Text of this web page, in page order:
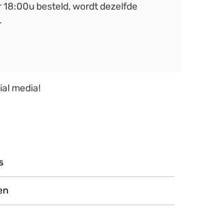
18:00u besteld, wordt dezelfde
media!